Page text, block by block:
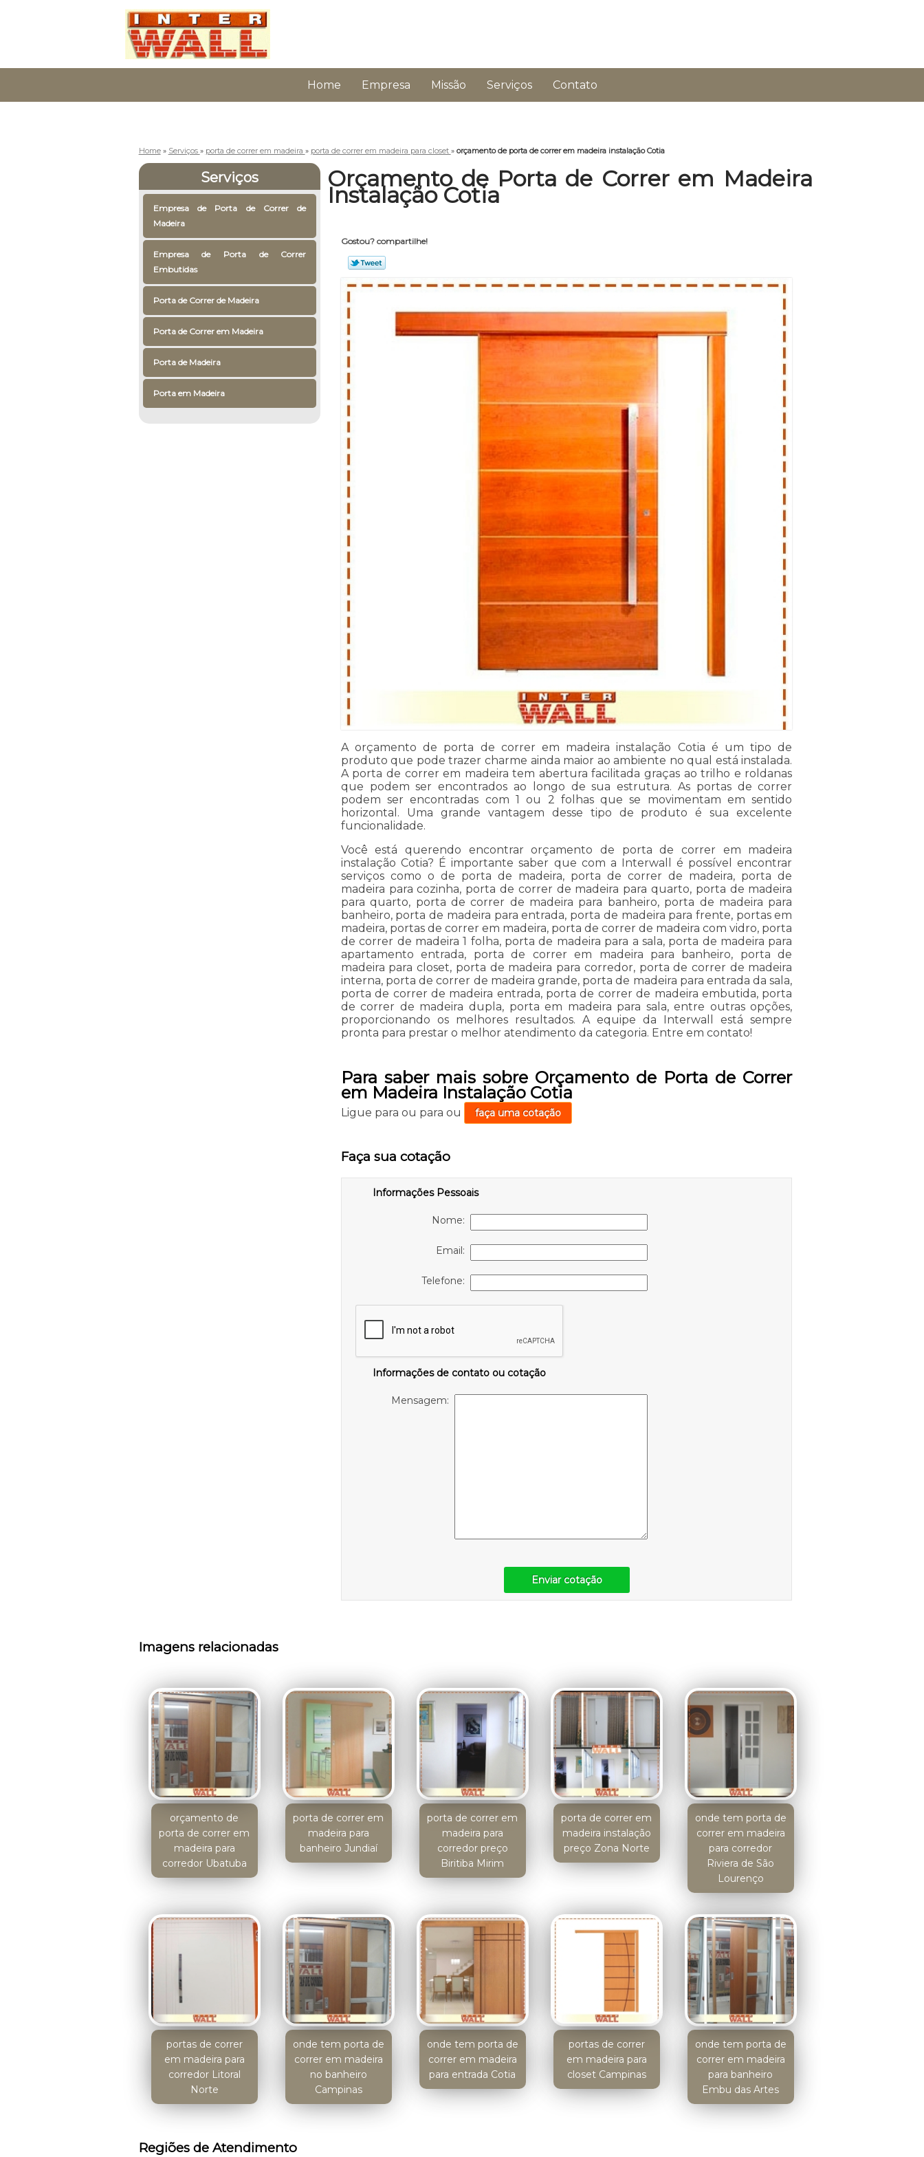
Home Empresa Missão Serviços Contato
Home » Serviços » porta de correr em madeira » porta de correr em madeira para closet » orçamento de porta de correr em madeira instalação Cotia
Serviços
Empresa de Porta de Correr de
Madeira
Empresa de Porta de Correr
Embutidas
Porta de Correr de Madeira
Porta de Correr em Madeira
Porta de Madeira
Porta em Madeira
Orçamento de Porta de Correr em Madeira
Instalação Cotia
Gostou? compartilhe!
A orçamento de porta de correr em madeira instalação Cotia é um tipo de
produto que pode trazer charme ainda maior ao ambiente no qual está instalada.
A porta de correr em madeira tem abertura facilitada graças ao trilho e roldanas
que podem ser encontrados ao longo de sua estrutura. As portas de correr
podem ser encontradas com 1 ou 2 folhas que se movimentam em sentido
horizontal. Uma grande vantagem desse tipo de produto é sua excelente
funcionalidade.
Você está querendo encontrar orçamento de porta de correr em madeira
instalação Cotia? É importante saber que com a Interwall é possível encontrar
serviços como o de porta de madeira, porta de correr de madeira, porta de
madeira para cozinha, porta de correr de madeira para quarto, porta de madeira
para quarto, porta de correr de madeira para banheiro, porta de madeira para
banheiro, porta de madeira para entrada, porta de madeira para frente, portas em
madeira, portas de correr em madeira, porta de correr de madeira com vidro, porta
de correr de madeira 1 folha, porta de madeira para a sala, porta de madeira para
apartamento entrada, porta de correr em madeira para banheiro, porta de
madeira para closet, porta de madeira para corredor, porta de correr de madeira
interna, porta de correr de madeira grande, porta de madeira para entrada da sala,
porta de correr de madeira entrada, porta de correr de madeira embutida, porta
de correr de madeira dupla, porta em madeira para sala, entre outras opções,
proporcionando os melhores resultados. A equipe da Interwall está sempre
pronta para prestar o melhor atendimento da categoria. Entre em contato!
Para saber mais sobre Orçamento de Porta de Correr
em Madeira Instalação Cotia
Ligue para ou para ou faça uma cotação
Faça sua cotação
Informações Pessoais
Nome:
Email:
Telefone:
Informações de contato ou cotação
Mensagem:
Enviar cotação
Imagens relacionadas
orçamento de
porta de correr em
madeira para
corredor Ubatuba
porta de correr em
madeira para
banheiro Jundiaí
porta de correr em
madeira para
corredor preço
Biritiba Mirim
porta de correr em
madeira instalação
preço Zona Norte
onde tem porta de
correr em madeira
para corredor
Riviera de São
Lourenço
portas de correr
em madeira para
corredor Litoral
Norte
onde tem porta de
correr em madeira
no banheiro
Campinas
onde tem porta de
correr em madeira
para entrada Cotia
portas de correr
em madeira para
closet Campinas
onde tem porta de
correr em madeira
para banheiro
Embu das Artes
Regiões de Atendimento